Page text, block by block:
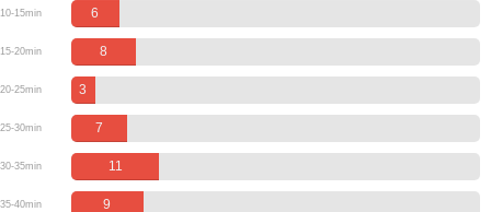
10-15min 6
15-20min 8
20-25min 3
25-30min 7
30-35min 11
35-40min 9